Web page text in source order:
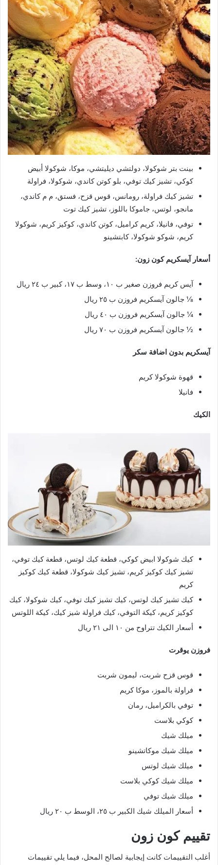
بينت بتر شوكولا، دولتشي ديليتشي، موكا، شوكولا أبيض
كوكي، تشيز كيك توفي، بلو كوتن كاندي، شوكولا، فراولة
تشيز كيك فراولة، رومانس، قوس قزح، فستق، م م كاندي،
مانجو، لوتس، جاموكا باللوز، تشيز كيك توت
توفي، فانيلا، كريم كراميل، كوتن كاندي، كوكيز كريم، شوكولا
كريم، شوكو شوكولا، كابتشينو
أسعار آيسكريم كون زون:
آيس كريم فروزن صغير ب ١٠، وسط ب ١٧، كبير ب ٢٤ ريال
⅛ جالون آيسكريم فروزن ب ٢٥ ريال
¼ جالون آيسكريم فروزن ب ٤٠ ريال
½ جالون آيسكريم فروزن ب ٧٠ ريال
آيسكريم بدون اضافة سكر
قهوة شوكولا كريم
فانيلا
الكيك
كيك شوكولا ابيض كوكي، قطعة كيك لوتس، قطعة كيك توفي،
تشيز كيك كوكيز كريم، تشيز كيك شوكولا، قطعة كيك كوكيز
كريم
كيك تشيز كيك لوتس، كيك تشيز كيك توفي، كيك شوكولا، كيك
كوكيز كريم، كيكة التوفي، كيك فراولة شيز كيك، كيكة اللوتس
أسعار الكيك تتراوح من ١٠ الى ٢١ ريال
فروزن يوقرت
قوس قزح شربت، ليمون شربت
فراولة بالموز، موكا كريم
توفي بالكراميل، رمان
كوكي بلاست
ميلك شيك
ميلك شيك موكاتشينو
ميلك شيك لوتس
ميلك شيك كوكي بلاست
ميلك شيك توفي
أسعار الميلك شيك الكبير ب ٢٥، الوسط ب ٢٠ ريال
تقييم كون زون
أغلب التقييمات كانت إيجابية لصالح المحل، فيما يلي تقييمات